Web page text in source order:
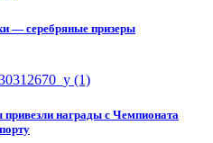
— серебряные призеры
награды с Чемпионата